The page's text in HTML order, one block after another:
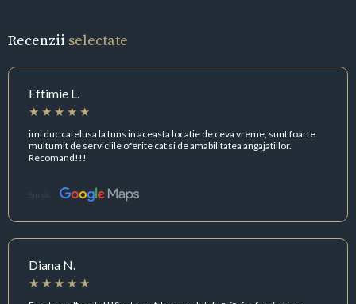
Recenzii selectate
Eftimie L.
imi duc catelusa la tuns in aceasta locatie de ceva vreme, sunt foarte
multumit de serviciile oferite cat si de amabilitatea angajatiilor.
Recomand!!!
Sursă:
Diana N.